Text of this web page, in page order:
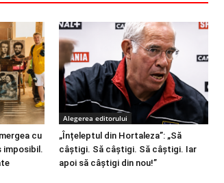
cu
imposibil.
Alegerea editorului
„Înțeleptul din Hortaleza”: „Să
câștigi. Să câștigi. Să câștigi. Iar
apoi să câștigi din nou!”